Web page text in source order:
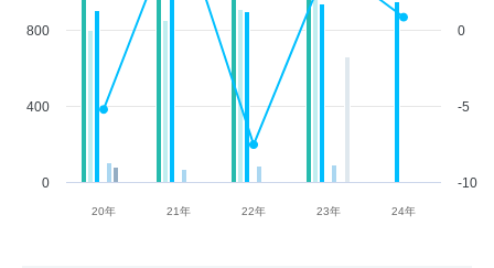
20年 21年 22年 23年 24年
0
400
800
-10
-5
0